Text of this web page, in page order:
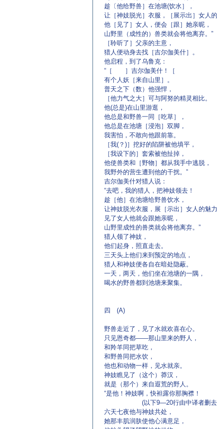
趁〔他给野兽］在池塘(饮水］，
让［神妓脱光］衣服，［展示出］女人
他［见了］女人，便会［跟］她亲昵，
山野里（成性的）兽类就会将他离弃。”
［聆听了］父亲的主意，
猎人便动身去找［吉尔伽美什］。
他启程，到了乌鲁克：
“［ ］吉尔伽美什！［
有个人妖［来自山里］。
普天之下（数）他强悍，
［他力气之大］可与阿努的精灵相比。
他(总是)在山里游逛，
他总是和野兽一同［吃草］，
他总是在池塘［浸泡］双脚，
我害怕，不敢向他跟前靠。
［我(？)］挖好的陷阱被他填平，
［我设下的］套索被他扯掉，
他使兽类和［野物］都从我手中逃脱，
我野外的营生遭到他的干扰。”
吉尔伽美什对猎人说：
“去吧，我的猎人，把神妓领去！
趁［他］在池塘给野兽饮水，
让神妓脱光衣服，展［示出］女人的魅
见了女人他就会跟她亲昵，
山野里成性的兽类就会将他离弃。”
猎人领了神妓，
他们起身，照直走去。
三天头上他们来到预定的地点，
猎人和神妓便各自在暗处隐蔽。
一天，两天，他们坐在池塘的一隅，
喝水的野兽都到池塘来聚集。
四 (A)
野兽走近了，见了水就欢喜在心。
只见恩奇都——那山里来的野人，
和羚羊同把草吃，
和野兽同把水饮，
他也和动物一样，见水就亲。
神妓瞧见了（这个）莽汉，
就是（那个）来自遐荒的野人。
“是他！神妓啊，快袒露你那胸襟！
(以下9—20行由中译者删去
六天七夜他与神妓共处，
她那丰肌润肤使他心满意足，